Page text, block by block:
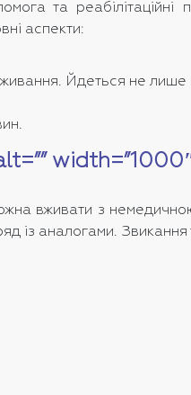
та реабілітаційні
аспекти:
Йдеться не лише
вживати з
із аналогами. Звикання